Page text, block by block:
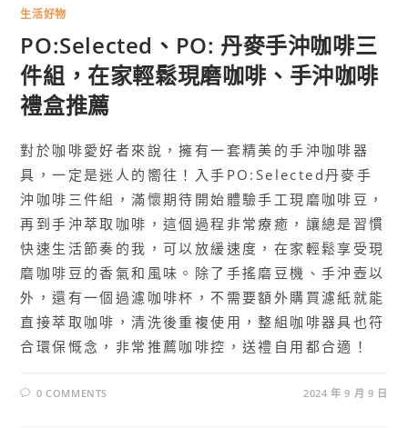
生活好物
PO:Selected、PO: 丹麥手沖咖啡三
件組，在家輕鬆現磨咖啡、手沖咖啡
禮盒推薦
對於咖啡愛好者來說，擁有一套精美的手沖咖啡器
具，一定是迷人的嚮往！入手PO:Selected丹麥手
沖咖啡三件組，滿懷期待開始體驗手工現磨咖啡豆，
再到手沖萃取咖啡，這個過程非常療癒，讓總是習慣
快速生活節奏的我，可以放緩速度，在家輕鬆享受現
磨咖啡豆的香氣和風味。除了手搖磨豆機、手沖壺以
外，還有一個過濾咖啡杯，不需要額外購買濾紙就能
直接萃取咖啡，清洗後重複使用，整組咖啡器具也符
合環保慨念，非常推薦咖啡控，送禮自用都合適！
0 COMMENTS 2024 年 9 月 9 日